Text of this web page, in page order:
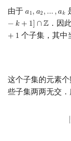
回文树
序列自动机
Lyndon 分解
概率论
博弈论
序理论
可持久化数据结构
树套树
动态树
欧拉图
哈密顿图
平面图
Kahan 求和
珂朵莉树/颜色段
由于 𝑎1,𝑎2,… ,𝑎𝑘
a1, a2,…,ak
− 𝑘 + 1] ∩ℤ ．因
+ 1 个子集，其中
这个子集的元素
些子集两两无交．
|